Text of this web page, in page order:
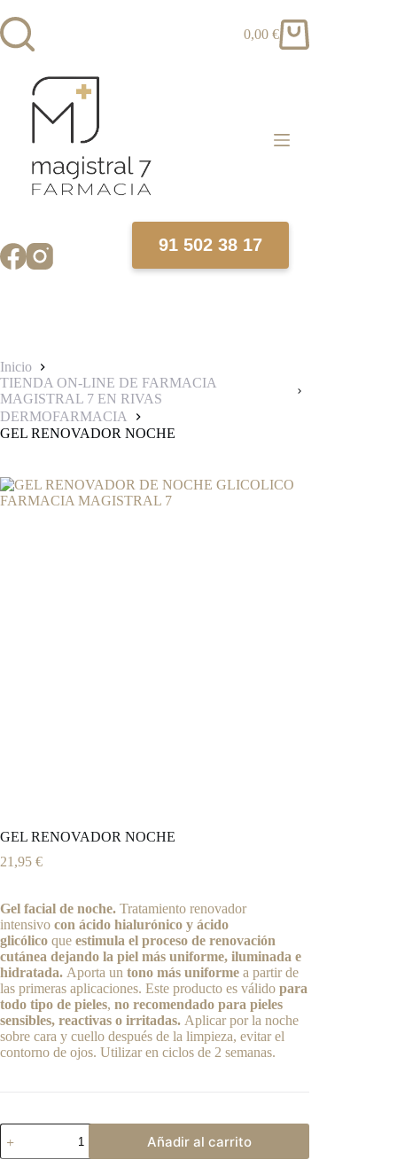
al
contenido
Carro
0,00€
91 502 38 17
Inicio
TIENDA ON-LINE DE FARMACIA
MAGISTRAL 7 EN RIVAS
DERMOFARMACIA
GEL RENOVADOR NOCHE
GEL RENOVADOR NOCHE
21,95 €
Gel facial de noche. Tratamiento renovador
intensivo con ácido hialurónico y ácido
glicólico que estimula el proceso de renovación
cutánea dejando la piel más uniforme, iluminada e
hidratada. Aporta un tono más uniforme a partir de
las primeras aplicaciones. Este producto es válido para
todo tipo de pieles, no recomendado para pieles
sensibles, reactivas o irritadas. Aplicar por la noche
sobre cara y cuello después de la limpieza, evitar el
contorno de ojos. Utilizar en ciclos de 2 semanas.
GEL
RENOVADOR
NOCHE
Añadir al carrito